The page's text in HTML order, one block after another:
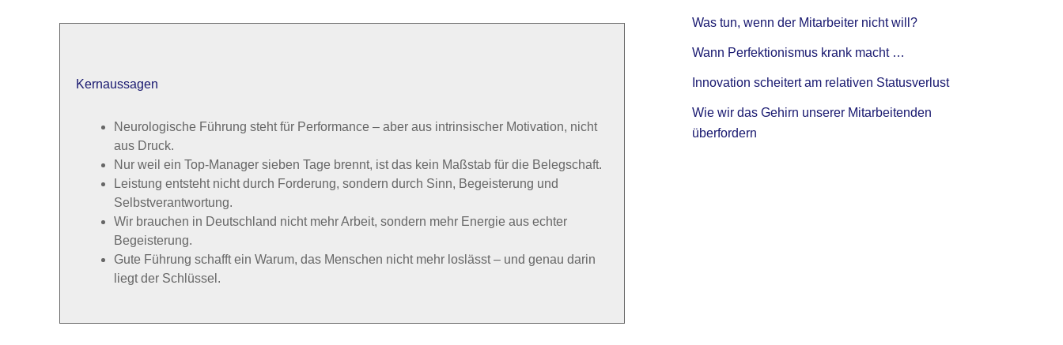
Kernaussagen
Neurologische Führung steht für Performance – aber aus intrinsischer Motivation, nicht
aus Druck.
Nur weil ein Top-Manager sieben Tage brennt, ist das kein Maßstab für die Belegschaft.
Leistung entsteht nicht durch Forderung, sondern durch Sinn, Begeisterung und
Selbstverantwortung.
Wir brauchen in Deutschland nicht mehr Arbeit, sondern mehr Energie aus echter
Begeisterung.
Gute Führung schafft ein Warum, das Menschen nicht mehr loslässt – und genau darin
liegt der Schlüssel.
Was tun, wenn der Mitarbeiter nicht will?
Wann Perfektionismus krank macht …
Innovation scheitert am relativen Statusverlust
Wie wir das Gehirn unserer Mitarbeitenden
überfordern